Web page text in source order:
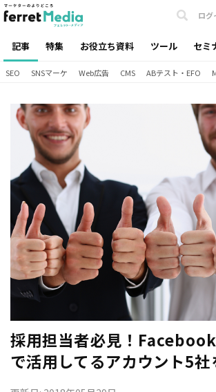
記事 特集 お役立ち資料 ツール セミ
ログ
SEO SNSマーケ Web広告 CMS ABテスト・EFO
採用担当者必見！
で活用してるアカウント5社